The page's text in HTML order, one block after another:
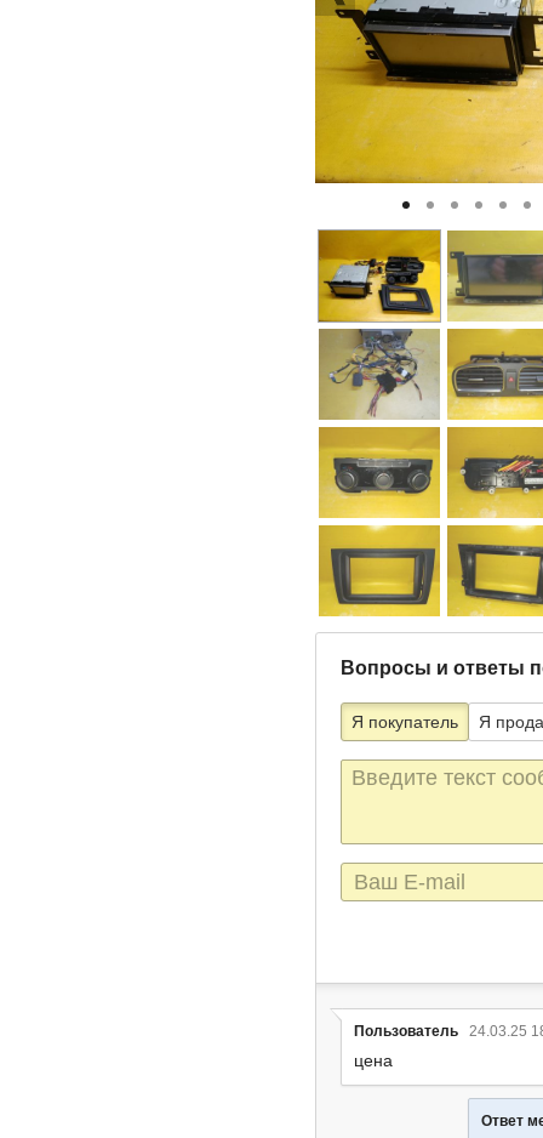
Вопросы и ответы
Я покупатель Я
Текст
сообщения
E-
mail
Пользователь 24.03.25
цена
Ответ